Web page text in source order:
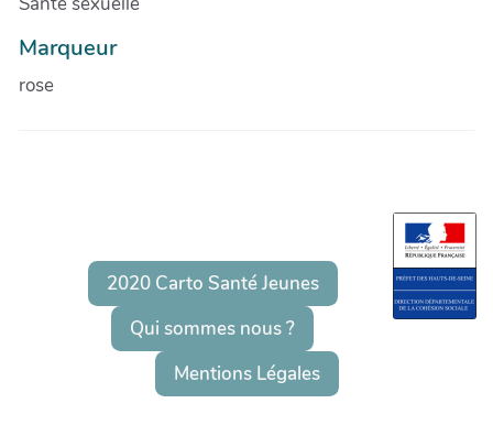
Marqueur
rose
2020 Carto Santé Jeunes
Qui sommes nous ?
Mentions Légales